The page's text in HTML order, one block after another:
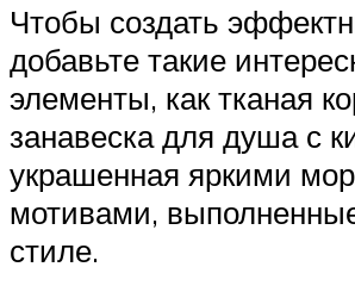
Чтобы создать
добавьте такие
элементы, как тканая
занавеска для душа с
украшенная яркими
мотивами,
стиле.